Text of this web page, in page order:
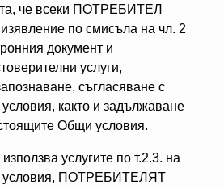
че всеки ПОТРЕБИТЕЛ
по смисъла на чл. 2
документ и
услуги,
съгласяване с
както и задължаване
Общи условия.
услугите по т.2.3. на
условия, ПОТРЕБИТЕЛЯТ